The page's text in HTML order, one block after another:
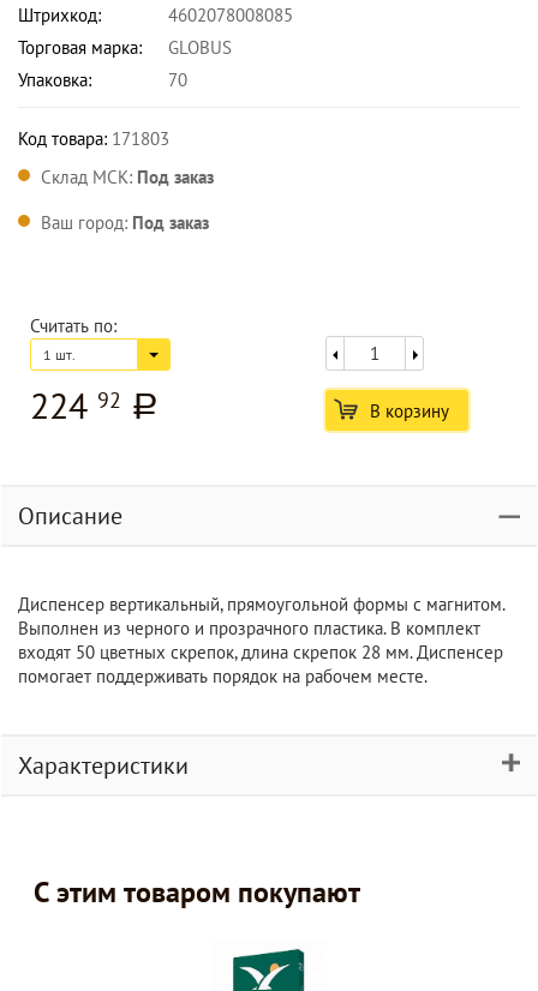
Штрихкод:
4602078008085
Торговая марка:
GLOBUS
Упаковка:
70
Код товара: 171803
Склад МСК: Под заказ
Ваш город: Под заказ
Считать по:
1 шт.
224 92 a В корзину
Описание
Диспенсер вертикальный, прямоугольной формы с магнитом.
Выполнен из черного и прозрачного пластика. В комплект
входят 50 цветных скрепок, длина скрепок 28 мм. Диспенсер
помогает поддерживать порядок на рабочем месте.
Характеристики
С этим товаром покупают